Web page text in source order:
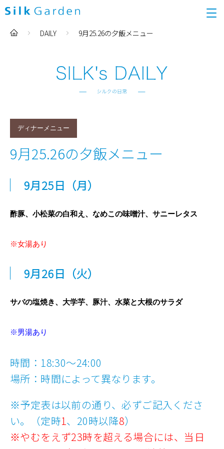
DAILY 9月25.26の夕飯メニュー
ディナーメニュー
9月25.26の夕飯メニュー
9月25日 （月）
酢豚、小松菜の白和え、なめこの味噌汁、サニーレタス
※女湯あり
9月26日 （火）
サバの塩焼き、大学芋、豚汁、水菜と大根のサラダ
※男湯あり
時間：18:30～24:00
場所：時間によって異なります。
※予定表は以前の通り、必ずご記入くださ
い。（定時1、20時以降8）
※やむをえず23時を超える場合には、当日